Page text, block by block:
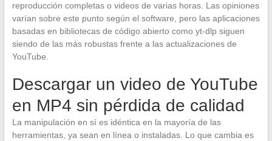
reproducción completas o videos de varias horas. Las opiniones
varían sobre este punto según el software, pero las aplicaciones
basadas en bibliotecas de código abierto como yt-dlp siguen
siendo de las más robustas frente a las actualizaciones de
YouTube.
Descargar un video de YouTube
en MP4 sin pérdida de calidad
La manipulación en sí es idéntica en la mayoría de las
herramientas, ya sean en línea o instaladas. Lo que cambia es